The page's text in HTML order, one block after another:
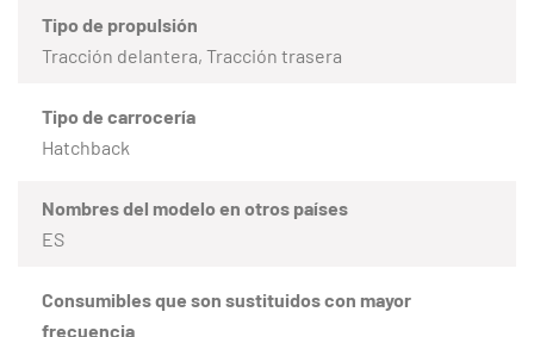
Tipo de propulsión
Tracción delantera, Tracción trasera
Tipo de carrocería
Hatchback
Nombres del modelo en otros países
ES
Consumibles que son sustituidos con mayor
frecuencia